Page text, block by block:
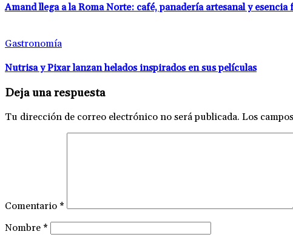
Amand llega a la Roma Norte: café, panadería artesanal y
Gastronomía
Nutrisa y Pixar lanzan helados inspirados en sus películas
Deja una respuesta
Tu dirección de correo electrónico no será publicada. Los
Comentario *
Nombre *